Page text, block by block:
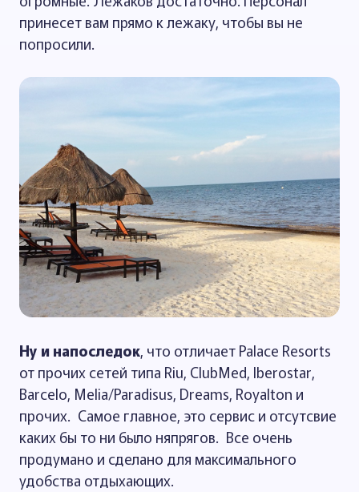
принесет вам прямо к лежаку, чтобы вы не
попросили.
Ну и напоследок, что отличает Palace Resorts
от прочих сетей типа Riu, ClubMed, Iberostar,
Barcelo, Melia/Paradisus, Dreams, Royalton и
прочих. Самое главное, это сервис и отсутсвие
каких бы то ни было няпрягов. Все очень
продумано и сделано для максимального
удобства отдыхающих.